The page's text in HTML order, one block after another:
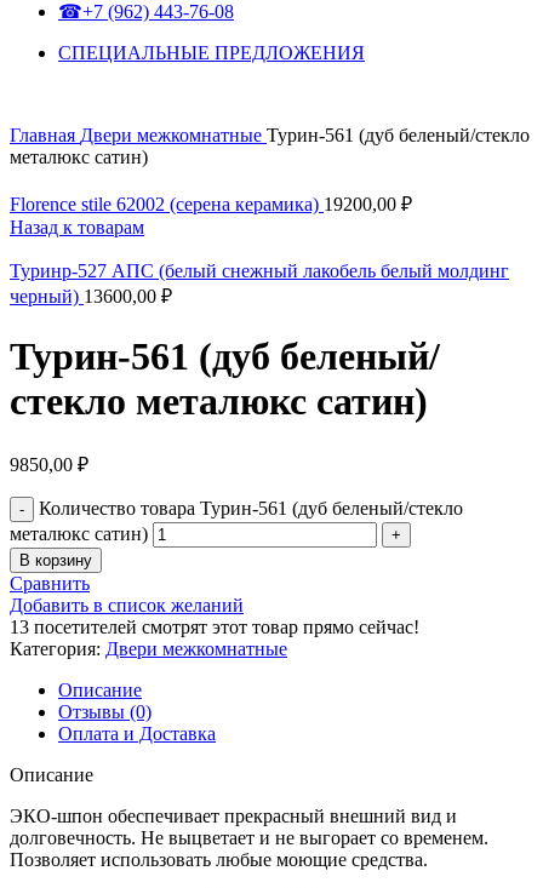
☎+7 (962) 443-76-08
СПЕЦИАЛЬНЫЕ ПРЕДЛОЖЕНИЯ
Главная Двери межкомнатные Турин-561 (дуб беленый/стекло
металюкс сатин)
Florence stile 62002 (серена керамика) 19200,00 ₽
Назад к товарам
Туринр-527 АПС (белый снежный лакобель белый молдинг
черный) 13600,00 ₽
Турин-561 (дуб беленый/
стекло металюкс сатин)
9850,00 ₽
Количество товара Турин-561 (дуб беленый/стекло
металюкс сатин)
В корзину
Сравнить
Добавить в список желаний
13 посетителей смотрят этот товар прямо сейчас!
Категория: Двери межкомнатные
Описание
Отзывы (0)
Оплата и Доставка
Описание
ЭКО-шпон обеспечивает прекрасный внешний вид и
долговечность. Не выцветает и не выгорает со временем.
Позволяет использовать любые моющие средства.